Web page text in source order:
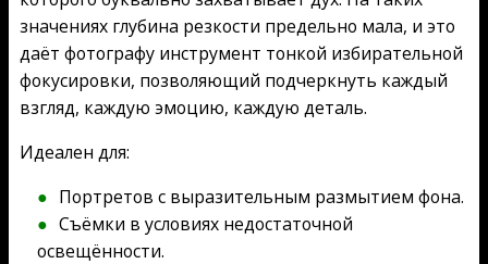
значениях глубина резкости предельно мала, и это
даёт фотографу инструмент тонкой избирательной
фокусировки, позволяющий подчеркнуть каждый
взгляд, каждую эмоцию, каждую деталь.
Идеален для:
Портретов с выразительным размытием фона.
Съёмки в условиях недостаточной
освещённости.